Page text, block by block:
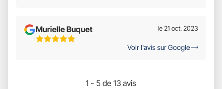
Murielle Buquet
5
le 21 oct. 2023
Voir l'avis sur Google
1 - 5 de 13 avis